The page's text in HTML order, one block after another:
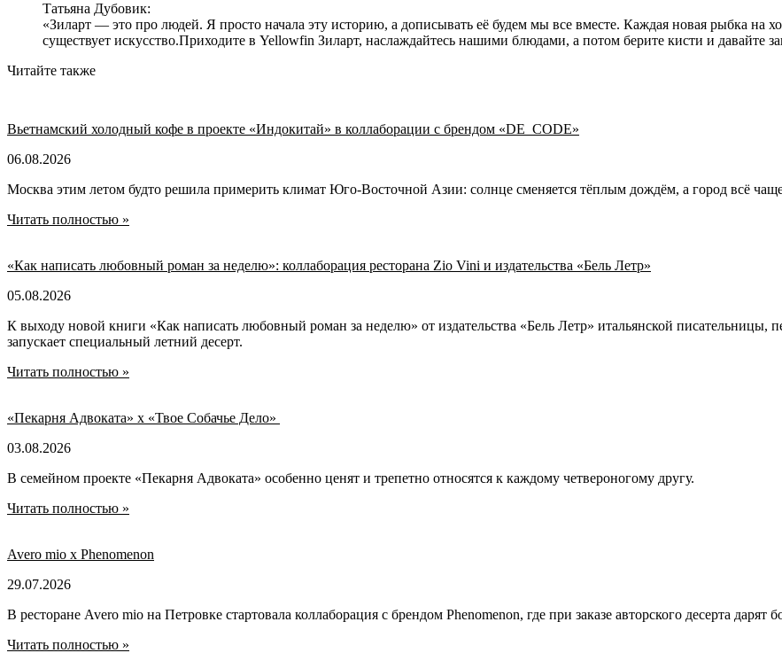
Татьяна Дубовик:
«Зиларт — это про людей. Я просто начала эту историю, а дописывать её будем мы все вместе. Каждая новая рыбка на
существует искусство.Приходите в Yellowfin Зиларт, наслаждайтесь нашими блюдами, а потом берите кисти и давайте
Читайте также
Вьетнамский холодный кофе в проекте «Индокитай» в коллаборации с брендом «DE_CODE»
06.08.2026
Москва этим летом будто решила примерить климат Юго-Восточной Азии: солнце сменяется тёплым дождём, а город всё
Читать полностью »
«Как написать любовный роман за неделю»: коллаборация ресторана Zio Vini и издательства «Бель Летр»
05.08.2026
К выходу новой книги «Как написать любовный роман за неделю» от издательства «Бель Летр» итальянской писательницы,
запускает специальный летний десерт.
Читать полностью »
«Пекарня Адвоката» х «Твое Собачье Дело»
03.08.2026
В семейном проекте «Пекарня Адвоката» особенно ценят и трепетно относятся к каждому четвероногому другу.
Читать полностью »
Avero mio x Phenomenon
29.07.2026
В ресторане Avero mio на Петровке стартовала коллаборация с брендом Phenomenon, где при заказе авторского десерта дарят
Читать полностью »